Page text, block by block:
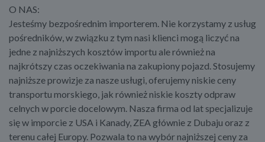
O NAS:
Jesteśmy bezpośrednim importerem. Nie korzystamy z usług
pośredników, w związku z tym nasi klienci mogą liczyć na
jedne z najniższych kosztów importu ale również na
najkrótszy czas oczekiwania na zakupiony pojazd. Stosujemy
najniższe prowizje za nasze usługi, oferujemy niskie ceny
transportu morskiego, jak również niskie koszty odpraw
celnych w porcie docelowym. Nasza firma od lat specjalizuje
się w imporcie z USA i Kanady, ZEA głównie z Dubaju oraz z
terenu całej Europy. Pozwala to na wybór najniższej ceny za